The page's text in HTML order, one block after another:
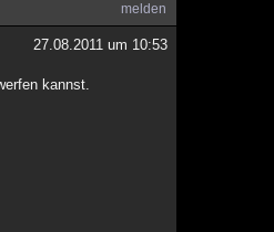
melden
27.08.2011 um 10:53
kannst.